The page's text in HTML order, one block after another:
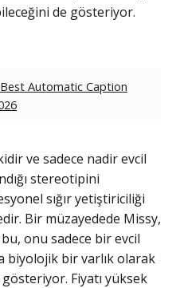
de gösteriyor.
Automatic Caption
ve sadece nadir evcil
stereotipini
sığır yetiştiriciliği
Bir müzayedede Missy,
onu sadece bir evcil
biyolojik bir varlık olarak
Fiyatı yüksek